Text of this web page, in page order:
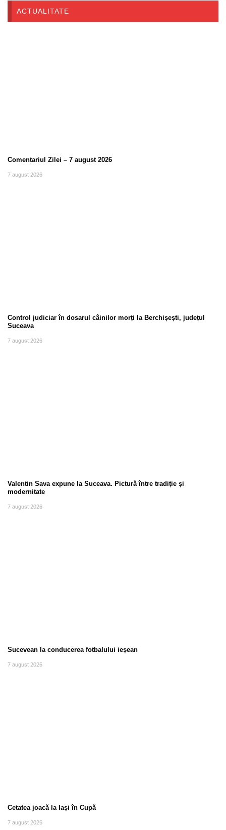
ACTUALITATE
Comentariul Zilei – 7 august 2026
7 august 2026
Control judiciar în dosarul câinilor morți la Berchișești, județul
Suceava
7 august 2026
Valentin Sava expune la Suceava. Pictură între tradiție și
modernitate
7 august 2026
Sucevean la conducerea fotbalului ieșean
7 august 2026
Cetatea joacă la Iași în Cupă
7 august 2026